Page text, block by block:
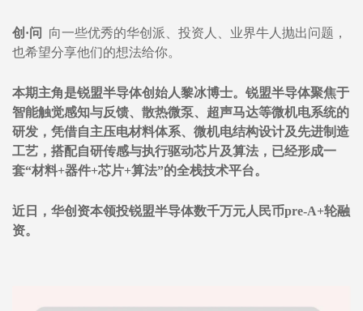
创·问
向一些优秀的华创派、投资人、业界牛人抛出问题，
也希望分享他们的想法给你。
本期主角是锐盟半导体创始人黎冰博士。锐盟半导体聚焦于
智能触觉感知与反馈、散热微泵、超声马达等微机电系统的
研发，凭借自主压电材料体系、微机电结构设计及先进制造
工艺，搭配自研传感与执行驱动芯片及算法，已经形成一
套“材料+器件+芯片+算法”的全栈技术平台。
近日，华创资本领投锐盟半导体数千万元人民币pre-A+轮融
资。